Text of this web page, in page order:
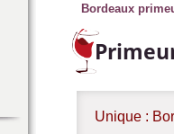
Bordeaux
Unique :